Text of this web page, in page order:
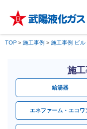
TOP > 施工事例 > 施工事例 ビル
施
給湯器
エネファーム・エコワ